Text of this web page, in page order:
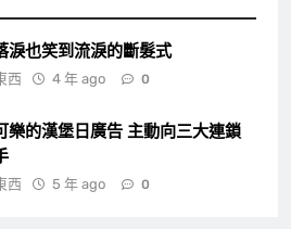
淚也笑到流淚的斷髮式
西 4 年 ago 0
樂的漢堡日廣告 主動向三大連鎖
西 5 年 ago 0